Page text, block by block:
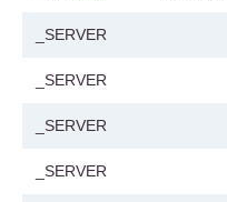
_SERVER
_SERVER
_SERVER
_SERVER